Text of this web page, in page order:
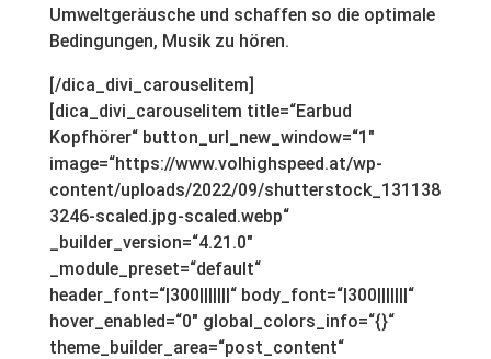
Umweltgeräusche und schaffen so die optimale
Bedingungen, Musik zu hören.
[/dica_divi_carouselitem]
[dica_divi_carouselitem title=“Earbud
Kopfhörer“ button_url_new_window=“1″
image=“https://www.volhighspeed.at/wp-
content/uploads/2022/09/shutterstock_131138
3246-scaled.jpg-scaled.webp“
_builder_version=“4.21.0″
_module_preset=“default“
header_font=“|300|||||||“ body_font=“|300|||||||“
hover_enabled=“0″ global_colors_info=“{}“
theme_builder_area=“post_content“